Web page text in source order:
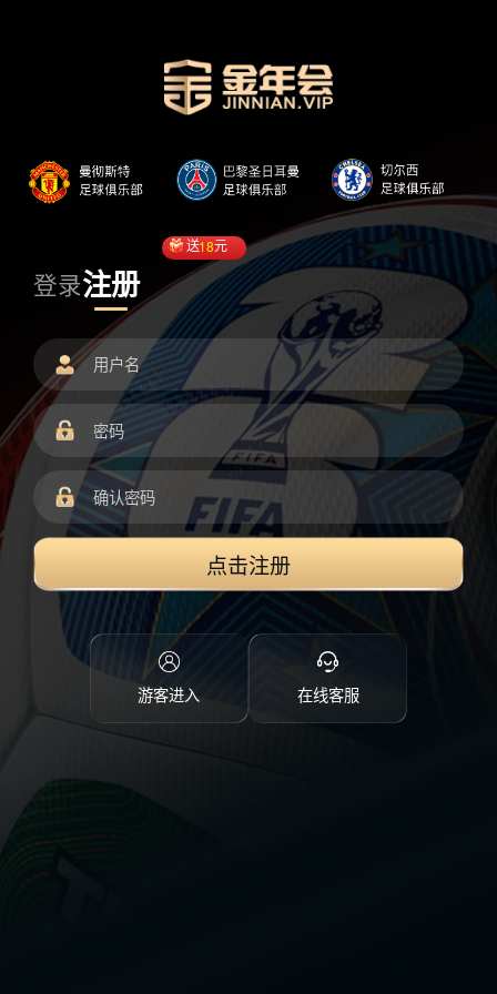
登录注册
送18元
点击注册
游客进入 在线客服